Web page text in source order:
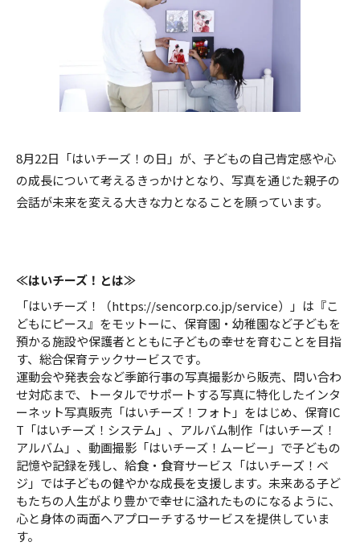
8月22日「はいチーズ！の日」が、子どもの自己肯定感や心
の成長について考えるきっかけとなり、写真を通じた親子の
会話が未来を変える大きな力となることを願っています。
≪はいチーズ！とは≫
「はいチーズ！（https://sencorp.co.jp/service）」は『こ
どもにピース』をモットーに、保育園・幼稚園など子どもを
預かる施設や保護者とともに子どもの幸せを育むことを目指
す、総合保育テックサービスです。
運動会や発表会など季節行事の写真撮影から販売、問い合わ
せ対応まで、トータルでサポートする写真に特化したインタ
ーネット写真販売「はいチーズ！フォト」をはじめ、保育IC
T「はいチーズ！システム」、アルバム制作「はいチーズ！
アルバム」、動画撮影「はいチーズ！ムービー」で子どもの
記憶や記録を残し、給食・食育サービス「はいチーズ！ベ
ジ」では子どもの健やかな成長を支援します。未来ある子ど
もたちの人生がより豊かで幸せに溢れたものになるように、
心と身体の両面へアプローチするサービスを提供していま
す。